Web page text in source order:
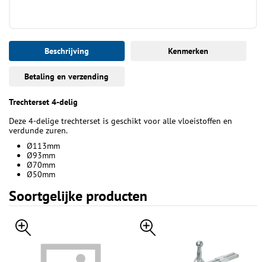
Beschrijving Kenmerken
Betaling en verzending
Trechterset 4-delig
Deze 4-delige trechterset is geschikt voor alle vloeistoffen en
verdunde zuren.
Ø113mm
Ø93mm
Ø70mm
Ø50mm
Soortgelijke producten